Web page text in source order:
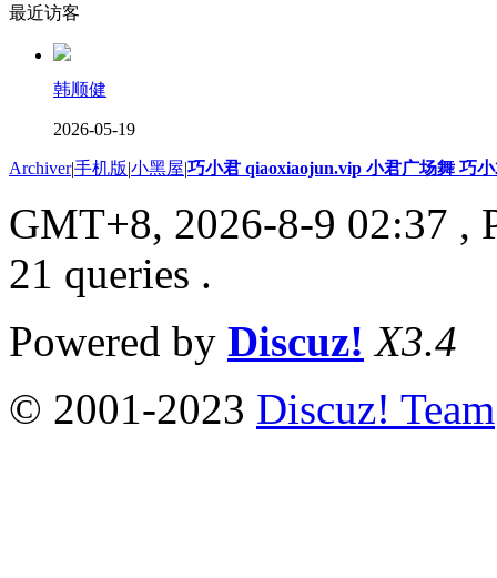
最近访客
韩顺健
2026-05-19
Archiver|手机版|小黑屋|巧小君 qiaoxiaojun.vip 小君广场舞 巧
GMT+8, 2026-8-9 02:37 ,
21 queries .
Powered by Discuz! X3.4
© 2001-2023 Discuz! Team